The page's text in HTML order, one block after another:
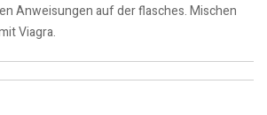
Anweisungen auf der flasches. Mischen
Viagra.